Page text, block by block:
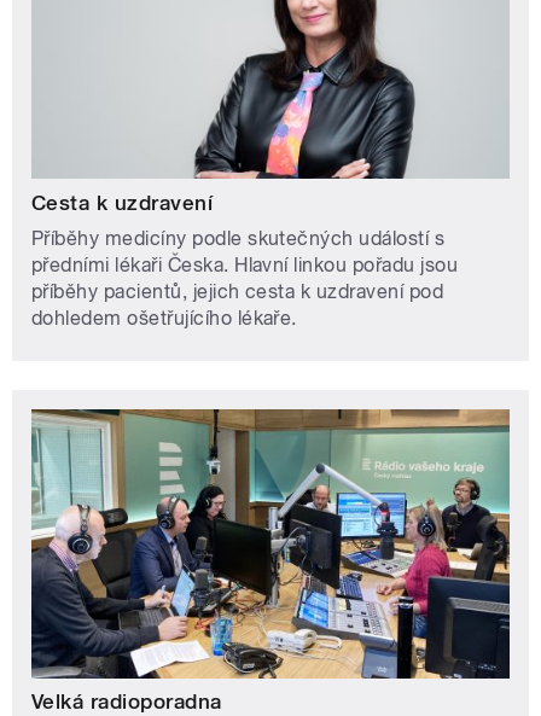
Cesta k uzdravení
Příběhy medicíny podle skutečných událostí s
předními lékaři Česka. Hlavní linkou pořadu jsou
příběhy pacientů, jejich cesta k uzdravení pod
dohledem ošetřujícího lékaře.
Velká radioporadna